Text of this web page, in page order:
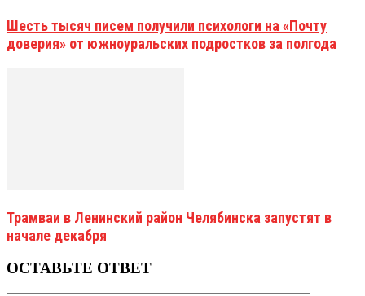
Шесть тысяч писем получили психологи на «Почту
доверия» от южноуральских подростков за полгода
Трамваи в Ленинский район Челябинска запустят в
начале декабря
ОСТАВЬТЕ ОТВЕТ